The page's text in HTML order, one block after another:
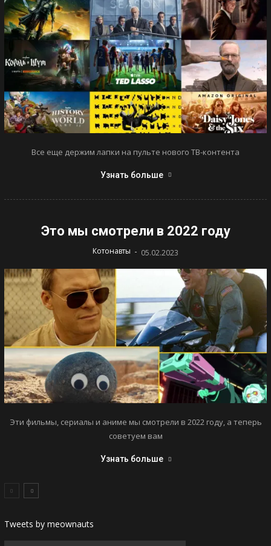
Все еще держим лапки на пульте нового ТВ-контента
Узнать больше
Это мы смотрели в 2022 году
Котонавты - 05.02.2023
Эти фильмы, сериалы и аниме мы смотрели в 2022 году, а теперь
советуем вам
Узнать больше
Tweets by meownauts